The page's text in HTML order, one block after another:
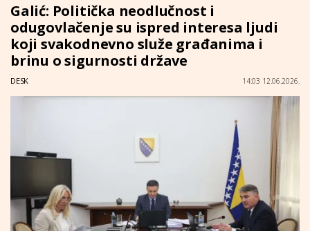
Galić: Politička neodlučnost i
odugovlačenje su ispred interesa ljudi
koji svakodnevno služe građanima i
brinu o sigurnosti države
DESK 14:03 12.06.2026.